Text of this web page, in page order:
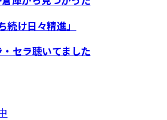
け日々精進」
セラ聴いてました